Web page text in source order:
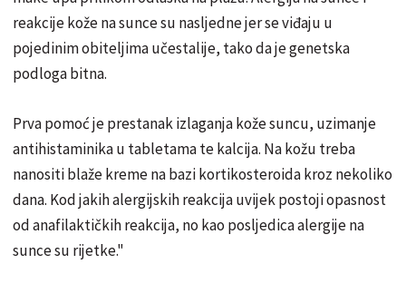
reakcijekože na sunce su nasljedne jer se viđaju u
pojedinim obiteljima učestalije, tako da je genetska
podloga bitna.
Prva pomoć je prestanak izlaganja kože suncu, uzimanje
antihistaminika u tabletamate kalcija. Na kožu treba
nanositi blaže kreme na bazi kortikosteroida kroz nekoliko
dana. Kod jakih alergijskih reakcija uvijek postojiopasnost
od anafilaktičkih reakcija, no kao posljedica alergije na
sunce su rijetke."